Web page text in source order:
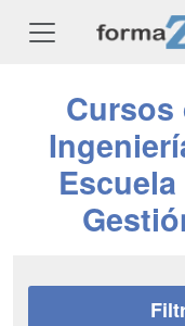
Cursos